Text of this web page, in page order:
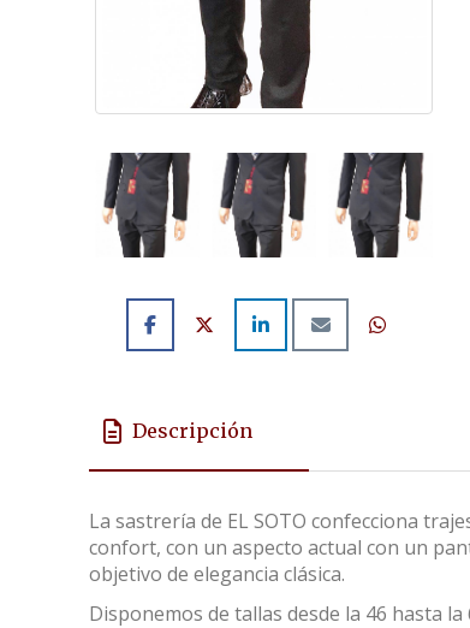
Descripción
La sastrería de EL SOTO confecciona
confort, con un aspecto actual con un
objetivo de elegancia clásica.
Disponemos de tallas desde la 46 hasta la